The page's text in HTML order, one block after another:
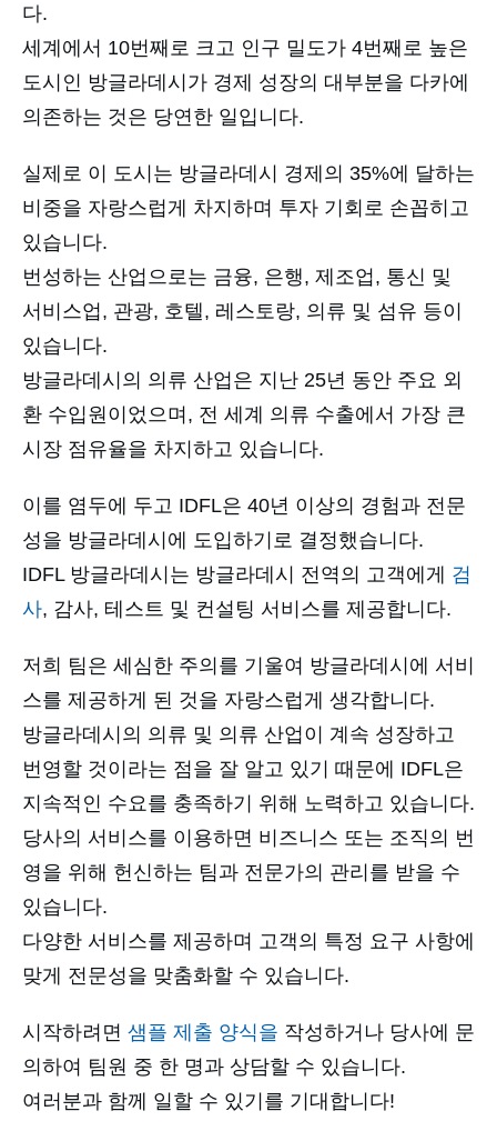
다.
세계에서 10번째로 크고 인구 밀도가 4번째로 높은
도시인 방글라데시가 경제 성장의 대부분을 다카에
의존하는 것은 당연한 일입니다.
실제로 이 도시는 방글라데시 경제의 35%에 달하는
비중을 자랑스럽게 차지하며 투자 기회로 손꼽히고
있습니다.
번성하는 산업으로는 금융, 은행, 제조업, 통신 및
서비스업, 관광, 호텔, 레스토랑, 의류 및 섬유 등이
있습니다.
방글라데시의 의류 산업은 지난 25년 동안 주요 외
환 수입원이었으며, 전 세계 의류 수출에서 가장 큰
시장 점유율을 차지하고 있습니다.
이를 염두에 두고 IDFL은 40년 이상의 경험과 전문
성을 방글라데시에 도입하기로 결정했습니다.
IDFL 방글라데시는 방글라데시 전역의 고객에게 검
사, 감사, 테스트 및 컨설팅 서비스를 제공합니다.
저희 팀은 세심한 주의를 기울여 방글라데시에 서비
스를 제공하게 된 것을 자랑스럽게 생각합니다.
방글라데시의 의류 및 의류 산업이 계속 성장하고
번영할 것이라는 점을 잘 알고 있기 때문에 IDFL은
지속적인 수요를 충족하기 위해 노력하고 있습니다.
당사의 서비스를 이용하면 비즈니스 또는 조직의 번
영을 위해 헌신하는 팀과 전문가의 관리를 받을 수
있습니다.
다양한 서비스를 제공하며 고객의 특정 요구 사항에
맞게 전문성을 맞춤화할 수 있습니다.
시작하려면 샘플 제출 양식을 작성하거나 당사에 문
의하여 팀원 중 한 명과 상담할 수 있습니다.
여러분과 함께 일할 수 있기를 기대합니다!